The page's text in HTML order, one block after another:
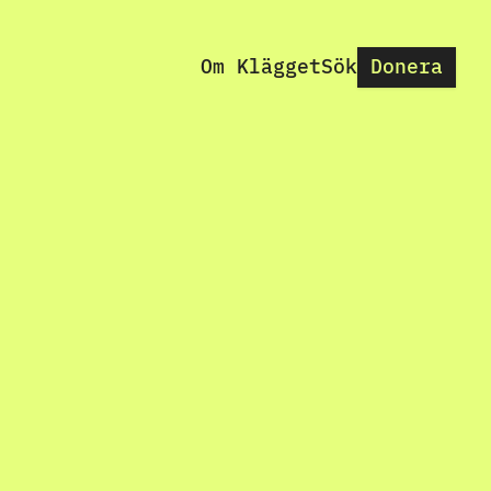
Om KläggetSök Donera